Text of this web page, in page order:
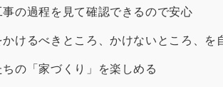
事の過程を見て確認できるので安心
かけるべきところ、かけないところ、を
ちの「家づくり」を楽しめる